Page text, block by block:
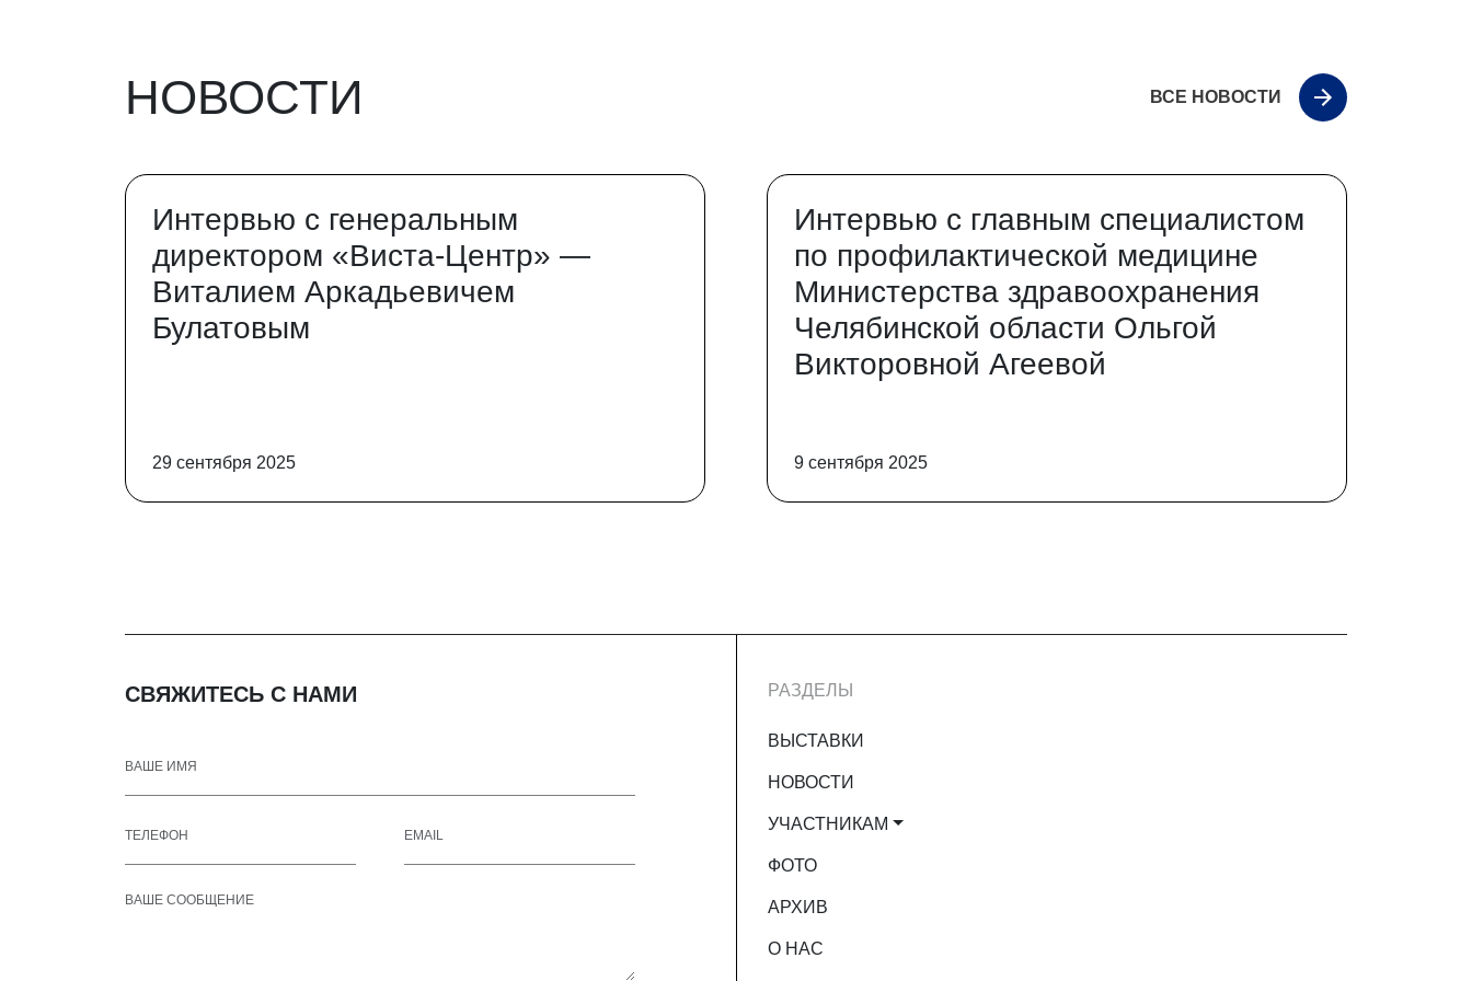
НОВОСТИ ВСЕ НОВОСТИ
Интервью с генеральным
директором «Виста-Центр» —
Виталием Аркадьевичем
Булатовым
29 сентября 2025
Интервью с главным специалистом
по профилактической медицине
Министерства здравоохранения
Челябинской области Ольгой
Викторовной Агеевой
9 сентября 2025
СВЯЖИТЕСЬ С НАМИ РАЗДЕЛЫ
ВЫСТАВКИ
НОВОСТИ
УЧАСТНИКАМ
ФОТО
АРХИВ
О НАС